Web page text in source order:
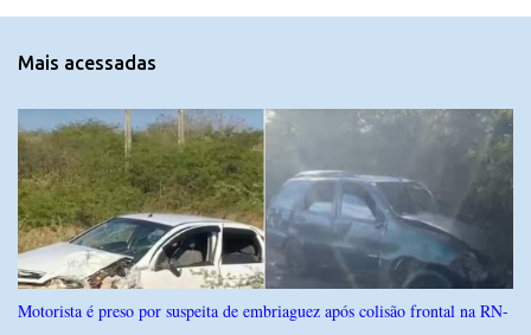
n
r
i
o
s
Mais acessadas
Motorista é preso por suspeita de embriaguez após colisão frontal na RN-